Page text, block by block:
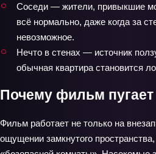
Соседи — жители, привыкшие
всё нормально, даже когда за
невозможное.
Нечто в стенах — источник
обычная квартира становится
Почему фильм
Фильм работает не только на
ощущении замкнутого пространства,